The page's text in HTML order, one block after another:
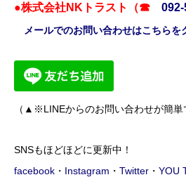
●株式会社NKトラスト（☎
メールでのお問い合わせはこちらを
（▲※LINEからのお問い合わせが簡単
SNSもほどほどに更新中！
facebook ・ Instagram ・ Twitter ・ YOU